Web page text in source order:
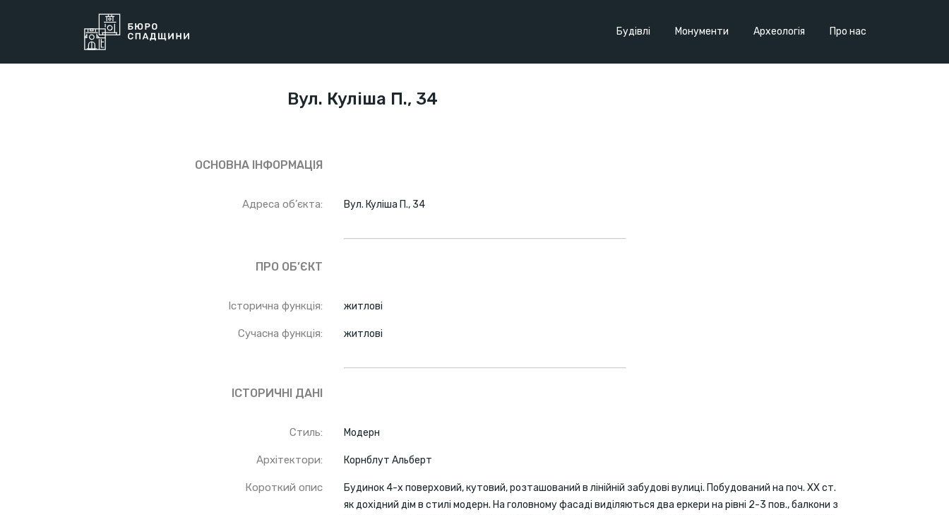
Будівлі Монументи Археологія Про нас
Вул. Куліша П., 34
ОСНОВНА ІНФОРМАЦІЯ
Адреса об’єкта: Вул. Куліша П., 34
ПРО ОБ’ЄКТ
Історична функція: житлові
Сучасна функція: житлові
ІСТОРИЧНІ ДАНІ
Стиль: Модерн
Архітектори: Корнблут Альберт
Короткий опис
Будинок 4-х поверховий, кутовий, розташований в лінійній забудові вулиці. Побудований на поч. XX ст.
як дохідний дім в стилі модерн. На головному фасаді виділяються два еркери на рівні 2-3 пов., балкони з